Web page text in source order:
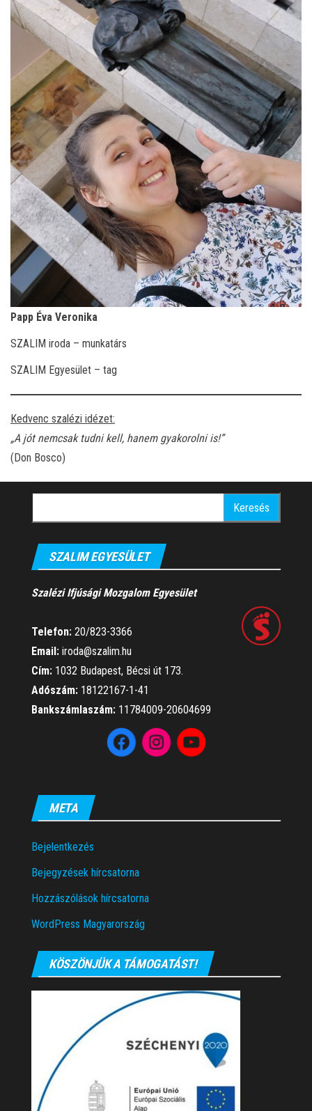
Papp Éva Veronika
SZALIM iroda – munkatárs
SZALIM Egyesület – tag
Kedvenc szalézi idézet:
„A jót nemcsak tudni kell, hanem gyakorolni is!”
(Don Bosco)
SZALIM EGYESÜLET
Szalézi Ifjúsági Mozgalom Egyesület
Telefon: 20/823-3366
Email: iroda@szalim.hu
Cím: 1032 Budapest, Bécsi út 173.
Adószám: 18122167-1-41
Bankszámlaszám: 11784009-20604699
META
Bejelentkezés
Bejegyzések hírcsatorna
Hozzászólások hírcsatorna
WordPress Magyarország
KÖSZÖNJÜK A TÁMOGATÁST!